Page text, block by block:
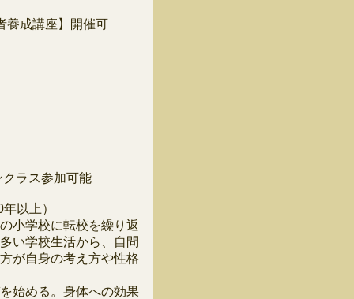
養成講座】開催可
ラス参加可能
以上）
小学校に転校を繰り返
い学校生活から、自問
が自身の考え方や性格
始める。身体への効果